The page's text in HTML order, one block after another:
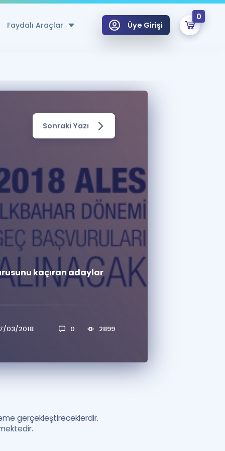
Faydalı Araçlar
Özel Sözlük
Hesaplama Aracı
için Öneriler
Tek Takvimde
Özel Fırsatlar
Sınavlarla İlgili Haberler
Üye Girişi
0
Şifremi Hatırlamıyorum
ÜYE DEĞİLİM
Sepetin Şu An Boş.
Sonraki Yazı
kaçıran adaylar
03/2018 0 2899
gerçekleştireceklerdir.